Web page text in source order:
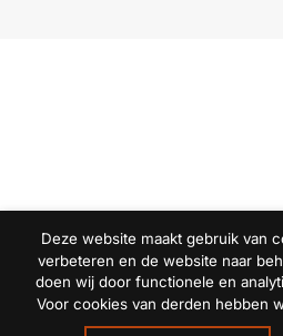
Deze website maakt gebruik van
verbeteren en de website naar
doen wij door functionele en
Voor cookies van derden hebben